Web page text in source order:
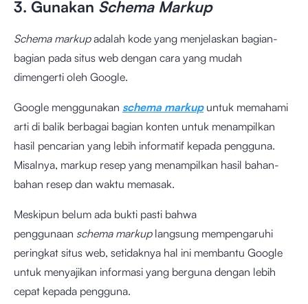
3. Gunakan Schema Markup
Schema markupadalah kode yang menjelaskan bagian-
bagian pada situs web dengan cara yang mudah
dimengerti oleh Google.
Google menggunakan schema markupuntuk memahami
arti di balik berbagai bagian konten untuk menampilkan
hasil pencarian yang lebih informatif kepada pengguna.
Misalnya, markup resep yang menampilkan hasil bahan-
bahan resep dan waktu memasak.
Meskipun belum ada bukti pasti bahwa
penggunaan schema markuplangsung mempengaruhi
peringkat situs web, setidaknya hal ini membantu Google
untuk menyajikan informasi yang berguna dengan lebih
cepat kepada pengguna.